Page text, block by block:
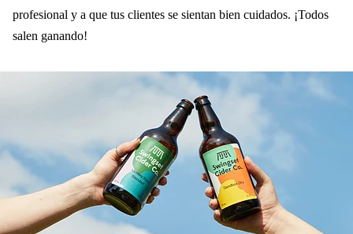
profesional y a que tus clientes se sientan bien cuidados. ¡Todos
salen ganando!